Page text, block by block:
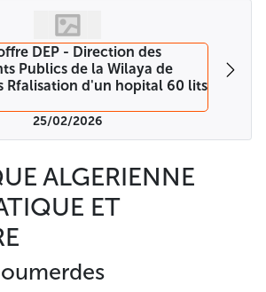
25/02/2026
ALGERIENNE
ET